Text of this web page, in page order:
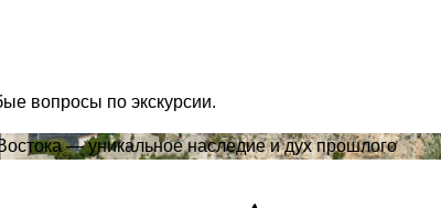
вопросы по экскурсии.
— уникальное наследие и дух прошлого